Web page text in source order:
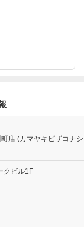
店 (カマヤキピザコナシ
クビル1F